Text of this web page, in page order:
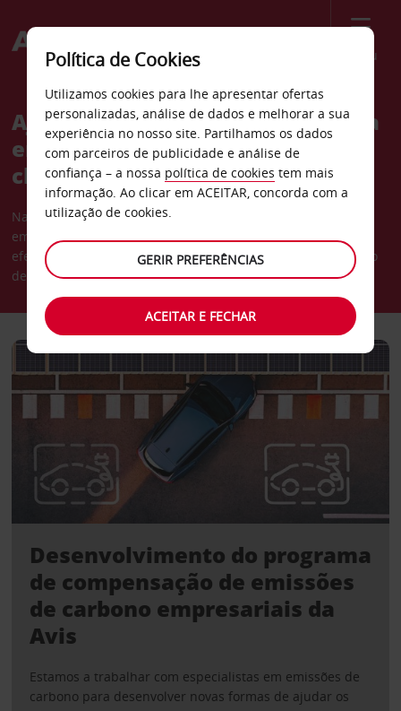
Menu
Ajudar os clientes empresariais a
enfrentarem as alterações
climáticas
Na Avis, estamos a trabalhar para ajudar os clientes
empresariais a reduzirem as suas emissões de gases com
efeito de estufa (GEE) e a cumprirem os objetivos de redução
de carbono.
Desenvolvimento do programa
de compensação de emissões
de carbono empresariais da
Avis
Estamos a trabalhar com especialistas em emissões de
carbono para desenvolver novas formas de ajudar os
Política de Cookies
Utilizamos cookies para lhe apresentar ofertas
personalizadas, análise de dados e melhorar a sua
experiência no nosso site. Partilhamos os dados
com parceiros de publicidade e análise de
confiança – a nossa política de cookies tem mais
informação. Ao clicar em ACEITAR, concorda com a
utilização de cookies.
GERIR PREFERÊNCIAS
ACEITAR E FECHAR